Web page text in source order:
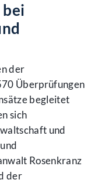
der
Überprüfungen
begleitet
sich
und
Rosenkranz
der